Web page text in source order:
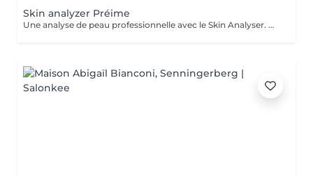
Skin analyzer Préime
Une analyse de peau professionnelle avec le Skin Analyser. Offrez à votre peau le diagnostic qu'elle mérite grâce à notre Skin Analyser de haute technologie. Dans notre salon, nous utilisons un appareil de pointe pour réaliser une analyse complète et précise de votre peau : hydratation, élasticité, texture, taches pigmentaires, pores dilatés, rides, sébum rien n'échappe à notre expertise. Comment ça se passe ? -Un diagnostic rapide et indolore -Des résultats instantanés sur écran -Un bilan complet et des conseils sur mesure Objectif : comprendre votre peau en profondeur pour optimiser vos soins esthétiques. Offre exclusive : le diagnostic Skin Analyzer vous est remboursé lors de votre premier traitement de la cure de soins proposée !